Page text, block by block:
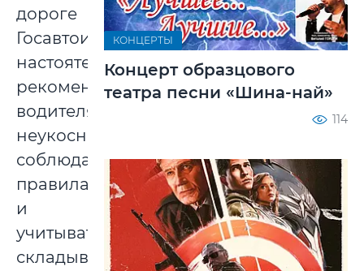
дороге
Госавтоинспекция
настоятельно
рекомендует
водителям
неукоснительно
соблюдать
правила
и
учитывать
складывающиеся
КОНЦЕРТЫ
Концерт образцового
театра песни «Шина-най»
114